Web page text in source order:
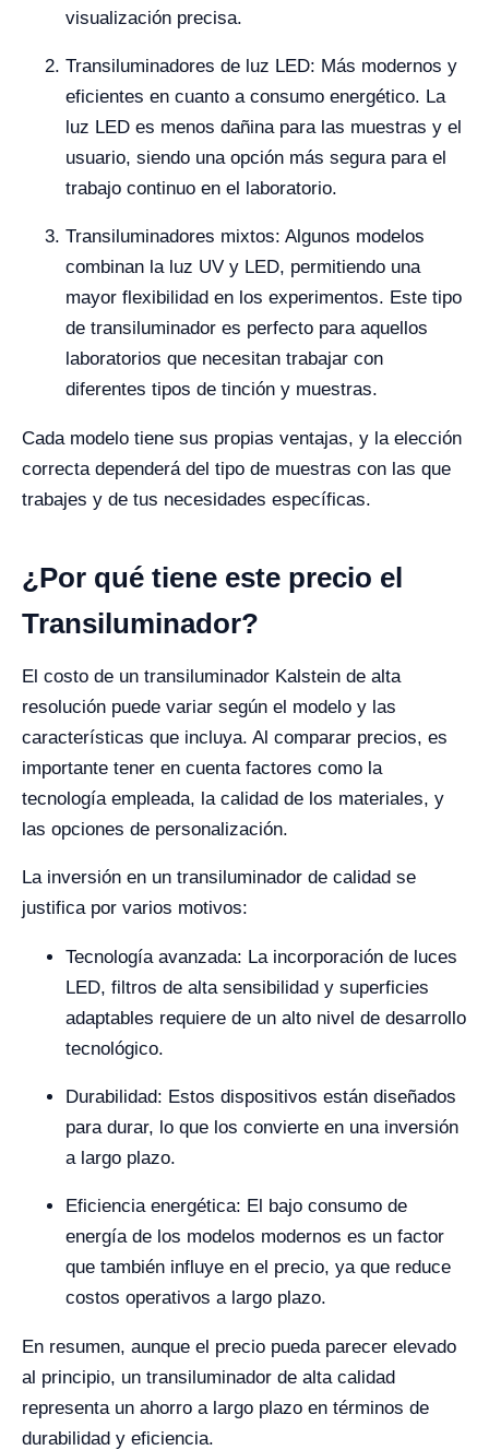
visualización precisa.
Transiluminadores de luz LED: Más modernos y
eficientes en cuanto a consumo energético. La
luz LED es menos dañina para las muestras y el
usuario, siendo una opción más segura para el
trabajo continuo en el laboratorio.
Transiluminadores mixtos: Algunos modelos
combinan la luz UV y LED, permitiendo una
mayor flexibilidad en los experimentos. Este tipo
de transiluminador es perfecto para aquellos
laboratorios que necesitan trabajar con
diferentes tipos de tinción y muestras.
Cada modelo tiene sus propias ventajas, y la elección
correcta dependerá del tipo de muestras con las que
trabajes y de tus necesidades específicas.
¿Por qué tiene este precio el
Transiluminador?
El costo de un transiluminador Kalstein de alta
resolución puede variar según el modelo y las
características que incluya. Al comparar precios, es
importante tener en cuenta factores como la
tecnología empleada, la calidad de los materiales, y
las opciones de personalización.
La inversión en un transiluminador de calidad se
justifica por varios motivos:
Tecnología avanzada: La incorporación de luces
LED, filtros de alta sensibilidad y superficies
adaptables requiere de un alto nivel de desarrollo
tecnológico.
Durabilidad: Estos dispositivos están diseñados
para durar, lo que los convierte en una inversión
a largo plazo.
Eficiencia energética: El bajo consumo de
energía de los modelos modernos es un factor
que también influye en el precio, ya que reduce
costos operativos a largo plazo.
En resumen, aunque el precio pueda parecer elevado
al principio, un transiluminador de alta calidad
representa un ahorro a largo plazo en términos de
durabilidad y eficiencia.